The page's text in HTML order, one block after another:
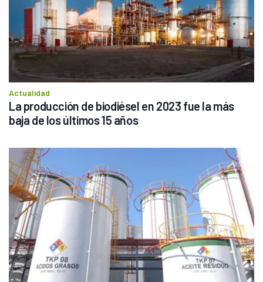
Actualidad
La producción de biodiésel en 2023 fue la más
baja de los últimos 15 años